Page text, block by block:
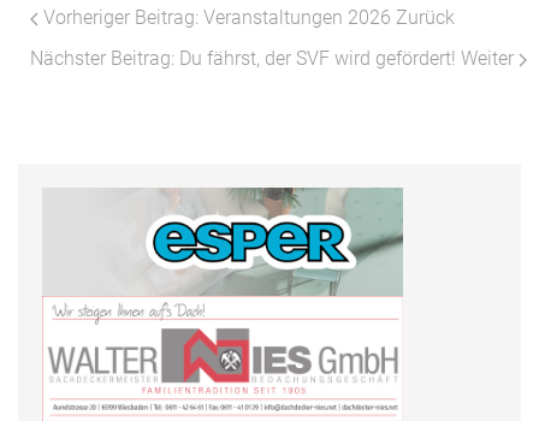
Vorheriger Beitrag: Veranstaltungen 2026 Zurück
Nächster Beitrag: Du fährst, der SVF wird gefördert! Weiter